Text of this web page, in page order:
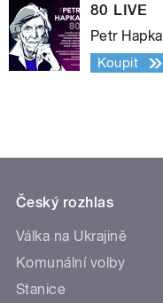
80 LIVE
Petr Hapka
Koupit
Český rozhlas
Válka na Ukrajině
Komunální volby
Stanice